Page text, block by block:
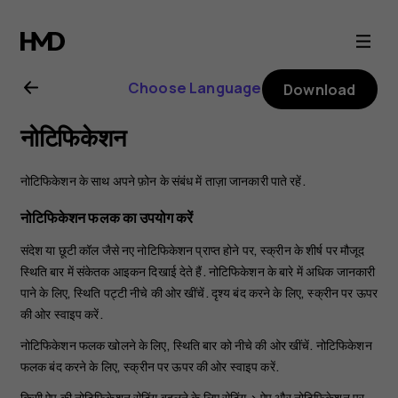
Nokia
8.1
user
guide
Choose Language Download
नोटिफिकेशन
नोटिफिकेशन के साथ अपने फ़ोन के संबंध में ताज़ा जानकारी पाते रहें.
नोटिफिकेशन फलक का उपयोग करें
संदेश या छूटी कॉल जैसे नए नोटिफिकेशन प्राप्त होने पर, स्क्रीन के शीर्ष पर मौजूद
स्थिति बार में संकेतक आइकन दिखाई देते हैं. नोटिफिकेशन के बारे में अधिक जानकारी
पाने के लिए, स्थिति पट्टी नीचे की ओर खींचें. दृश्य बंद करने के लिए, स्क्रीन पर ऊपर
की ओर स्वाइप करें.
नोटिफिकेशन फलक खोलने के लिए, स्थिति बार को नीचे की ओर खींचें. नोटिफिकेशन
फलक बंद करने के लिए, स्क्रीन पर ऊपर की ओर स्वाइप करें.